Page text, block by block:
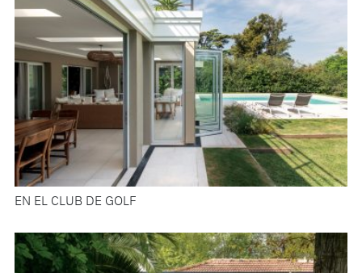
EN EL CLUB DE GOLF